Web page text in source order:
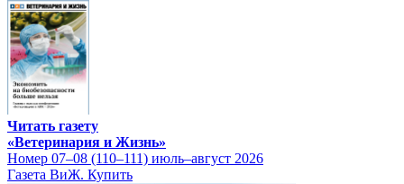
Читать газету
«Ветеринария и Жизнь»
Номер 07–08 (110–111) июль–август 2026
Газета ВиЖ. Купить